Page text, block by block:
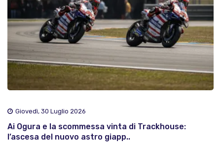
Giovedì, 30 Luglio 2026
Ai Ogura e la scommessa vinta di Trackhouse:
l’ascesa del nuovo astro giapp..